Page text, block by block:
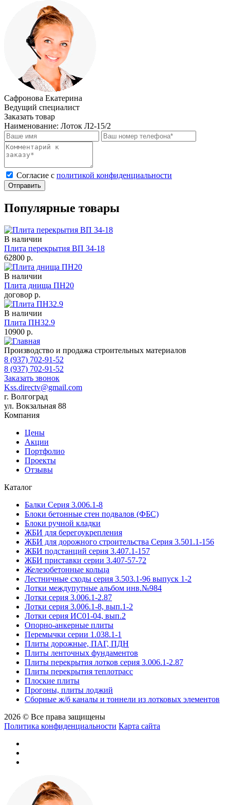
Сафронова Екатерина
Ведущий специалист
Заказать товар
Наименование: Лоток Л2-15/2
Cогласие с политикой конфиденциальности
Отправить
Популярные товары
В наличии
Плита перекрытия ВП 34-18
62800 р.
В наличии
Плита днища ПН20
договор р.
В наличии
Плита ПН32.9
10900 р.
Производство и продажа строительных материалов
8 (937) 702-91-52
8 (937) 702-91-52
Заказать звонок
Kss.directv@gmail.com
г. Волгоград
ул. Вокзальная 88
Компания
Цены
Акции
Портфолио
Проекты
Отзывы
Каталог
Балки Cерия 3.006.1-8
Блоки бетонные стен подвалов (ФБС)
Блоки ручной кладки
ЖБИ для берегоукрепления
ЖБИ для дорожного строительства Серия 3.501.1-156
ЖБИ подстанций серия 3.407.1-157
ЖБИ приставки серии 3.407-57-72
Железобетонные кольца
Лестничные сходы серия 3.503.1-96 выпуск 1-2
Лотки междупутные альбом инв.№984
Лотки серия 3.006.1-2.87
Лотки серия 3.006.1-8, вып.1-2
Лотки серия ИС01-04, вып.2
Опорно-анкерные плиты
Перемычки серии 1.038.1-1
Плиты дорожные, ПАГ, ПДН
Плиты ленточных фундаментов
Плиты перекрытия лотков серия 3.006.1-2.87
Плиты перекрытия теплотрасс
Плоские плиты
Прогоны, плиты лоджий
Сборные ж/б каналы и тоннели из лотковых элементов
2026 © Все права защищены
Политика конфиденциальности Карта сайта